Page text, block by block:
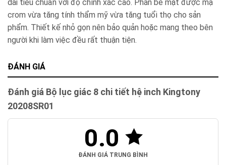
dài tiêu chuẩn với độ chính xác cao. Phần bề mặt được mạ
crom vừa tăng tính thẩm mỹ vừa tăng tuổi thọ cho sản
phẩm. Thiết kế nhỏ gọn nên bảo quản hoặc mang theo bên
người khi làm việc đều rất thuận tiện.
ĐÁNH GIÁ
Đánh giá Bộ lục giác 8 chi tiết hệ inch Kingtony
20208SR01
0.0
ĐÁNH GIÁ TRUNG BÌNH